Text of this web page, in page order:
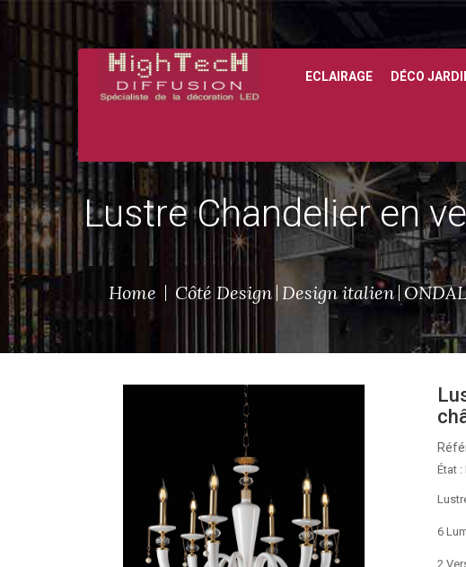
ECLAIRAGE DÉCO
Lustre Chandelier en
Home Côté Design Design italien
État :
6
2